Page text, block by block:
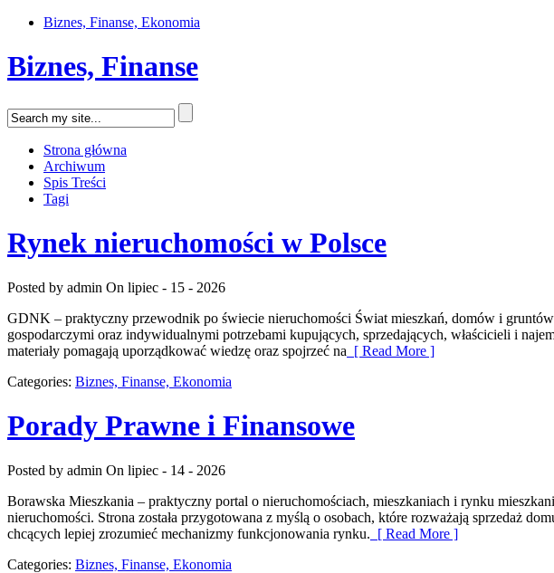
Biznes, Finanse, Ekonomia
Biznes, Finanse
Strona główna
Archiwum
Spis Treści
Tagi
Rynek nieruchomości w Polsce
Posted by admin On lipiec - 15 - 2026
GDNK – praktyczny przewodnik po świecie nieruchomości Świat mieszkań, domów i
gospodarczymi oraz indywidualnymi potrzebami kupujących, sprzedających, właścicieli i
materiały pomagają uporządkować wiedzę oraz spojrzeć na [ Read More ]
Categories: Biznes, Finanse, Ekonomia
Porady Prawne i Finansowe
Posted by admin On lipiec - 14 - 2026
Borawska Mieszkania – praktyczny portal o nieruchomościach, mieszkaniach i rynku
nieruchomości. Strona została przygotowana z myślą o osobach, które rozważają sprzedaż
chcących lepiej zrozumieć mechanizmy funkcjonowania rynku. [ Read More ]
Categories: Biznes, Finanse, Ekonomia